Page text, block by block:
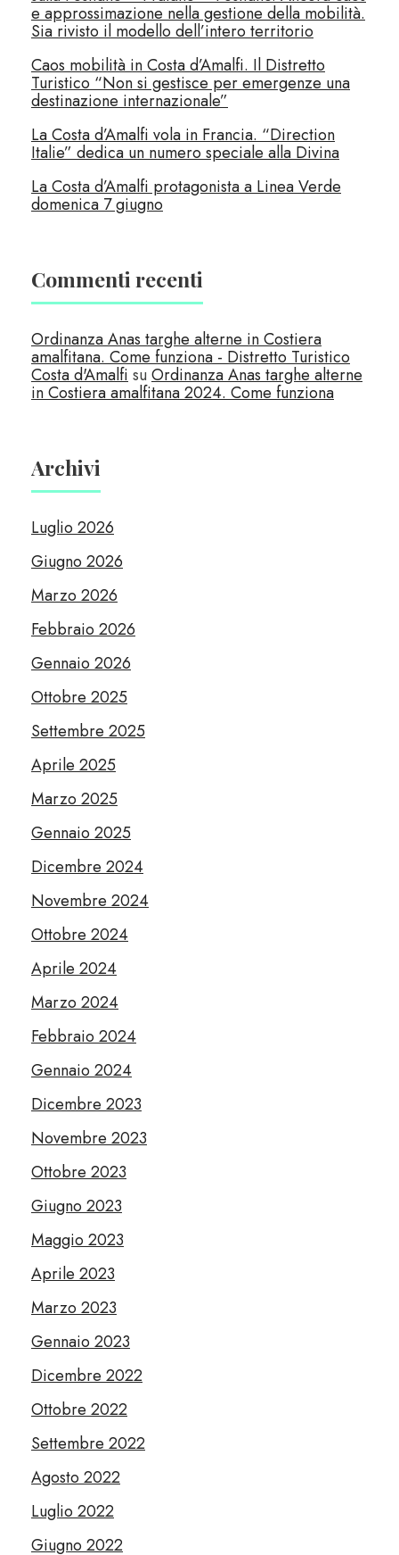
e approssimazione nella gestione della mobilità.
Sia rivisto il modello dell’intero territorio
Caos mobilità in Costa d’Amalfi. Il Distretto
Turistico “Non si gestisce per emergenze una
destinazione internazionale”
La Costa d’Amalfi vola in Francia. “Direction
Italie” dedica un numero speciale alla Divina
La Costa d’Amalfi protagonista a Linea Verde
domenica 7 giugno
Commenti recenti
Ordinanza Anas targhe alterne in Costiera
amalfitana. Come funziona - Distretto Turistico
Costa d'Amalfi suOrdinanza Anas targhe alterne
in Costiera amalfitana 2024. Come funziona
Archivi
Luglio 2026
Giugno 2026
Marzo 2026
Febbraio 2026
Gennaio 2026
Ottobre 2025
Settembre 2025
Aprile 2025
Marzo 2025
Gennaio 2025
Dicembre 2024
Novembre 2024
Ottobre 2024
Aprile 2024
Marzo 2024
Febbraio 2024
Gennaio 2024
Dicembre 2023
Novembre 2023
Ottobre 2023
Giugno 2023
Maggio 2023
Aprile 2023
Marzo 2023
Gennaio 2023
Dicembre 2022
Ottobre 2022
Settembre 2022
Agosto 2022
Luglio 2022
Giugno 2022